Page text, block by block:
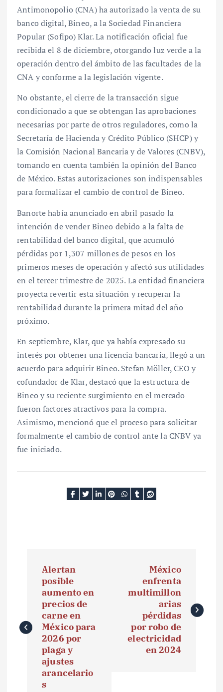
Antimonopolio (CNA) ha autorizado la venta de su
banco digital, Bineo, a la Sociedad Financiera
Popular (Sofipo) Klar. La notificación oficial fue
recibida el 8 de diciembre, otorgando luz verde a la
operación dentro del ámbito de las facultades de la
CNA y conforme a la legislación vigente.
No obstante, el cierre de la transacción sigue
condicionado a que se obtengan las aprobaciones
necesarias por parte de otros reguladores, como la
Secretaría de Hacienda y Crédito Público (SHCP) y
la Comisión Nacional Bancaria y de Valores (CNBV),
tomando en cuenta también la opinión del Banco
de México. Estas autorizaciones son indispensables
para formalizar el cambio de control de Bineo.
Banorte había anunciado en abril pasado la
intención de vender Bineo debido a la falta de
rentabilidad del banco digital, que acumuló
pérdidas por 1,307 millones de pesos en los
primeros meses de operación y afectó sus utilidades
en el tercer trimestre de 2025. La entidad financiera
proyecta revertir esta situación y recuperar la
rentabilidad durante la primera mitad del año
próximo.
En septiembre, Klar, que ya había expresado su
interés por obtener una licencia bancaria, llegó a un
acuerdo para adquirir Bineo. Stefan Möller, CEO y
cofundador de Klar, destacó que la estructura de
Bineo y su reciente surgimiento en el mercado
fueron factores atractivos para la compra.
Asimismo, mencionó que el proceso para solicitar
formalmente el cambio de control ante la CNBV ya
fue iniciado.
e
g
Alertan
posible
aumento en
precios de
carne en
México para
2026 por
plaga y
ajustes
arancelario
s
México
enfrenta
multimillon
arias
pérdidas
por robo de
electricidad
en 2024